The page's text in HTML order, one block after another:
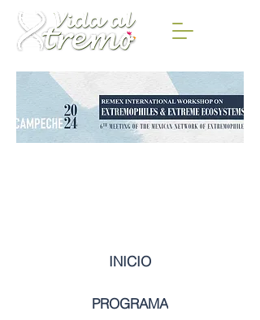
INICIO
PROGRAMA